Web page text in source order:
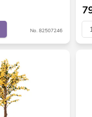
No. 82507246